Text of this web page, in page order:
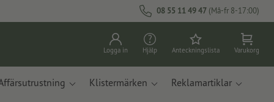
08 55 11 49 47 (Må-fr 8-17:00)
Logga in Hjälp Anteckningslista Varukorg
Klistermärken Reklamartiklar